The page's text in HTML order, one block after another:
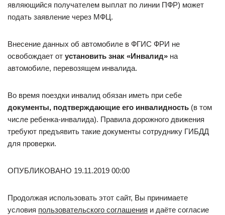
являющийся получателем выплат по линии ПФР) может
подать заявление через МФЦ.
Внесение данных об автомобиле в ФГИС ФРИ не
освобождает от установить знак «Инвалид» на
автомобиле, перевозящем инвалида.
Во время поездки инвалид обязан иметь при себе
документы, подтверждающие его инвалидность (в том
числе ребенка-инвалида). Правила дорожного движения
требуют предъявить такие документы сотруднику ГИБДД
для проверки.
ОПУБЛИКОВАНО 19.11.2019 00:00
Продолжая использовать этот сайт, Вы принимаете
условия пользовательского соглашения и даёте согласие